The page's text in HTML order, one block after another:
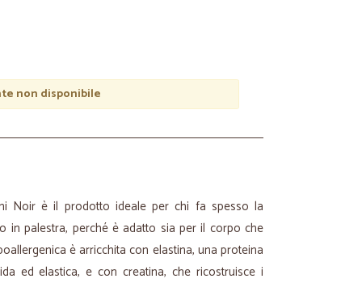
non disponibile
Noir è il prodotto ideale per chi fa spesso la
in palestra, perché è adatto sia per il corpo che
è arricchita con elastina, una proteina
ed elastica, e con creatina, che ricostruisce i